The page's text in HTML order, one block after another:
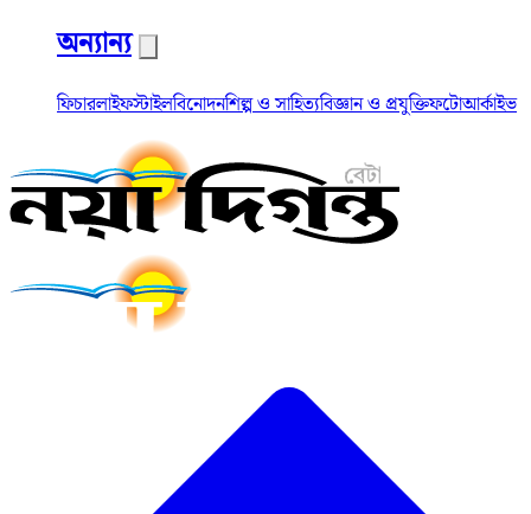
অন্যান্য
ফিচারলাইফস্টাইলবিনোদনশিল্প ও সাহিত্যবিজ্ঞান ও প্রযুক্তিফটোআর্কাইভ